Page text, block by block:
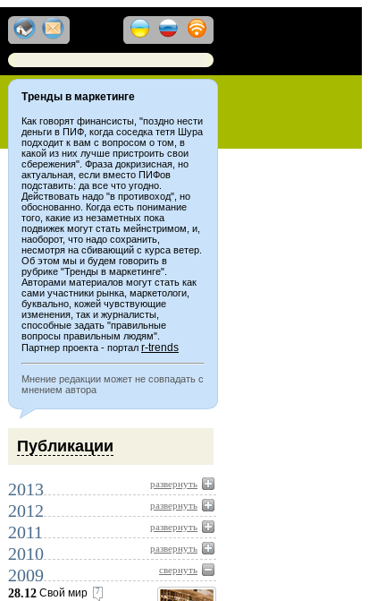
Тренды в маркетинге
Как говорят финансисты, "поздно нести
деньги в ПИФ, когда соседка тетя Шура
подходит к вам с вопросом о том, в
какой из них лучше пристроить свои
сбережения". Фраза докризисная, но
актуальная, если вместо ПИФов
подставить: да все что угодно.
Действовать надо "в противоход", но
обоснованно. Когда есть понимание
того, какие из незаметных пока
подвижек могут стать мейнстримом, и,
наоборот, что надо сохранить,
несмотря на сбивающий с курса ветер.
Об этом мы и будем говорить в
рубрике "Тренды в маркетинге".
Авторами материалов могут стать как
сами участники рынка, маркетологи,
буквально, кожей чувствующие
изменения, так и журналисты,
способные задать "правильные
вопросы правильным людям".
Партнер проекта - портал r-trends
Мнение редакции может не совпадать с
мнением автора
Публикации
2013 развернуть
2012 развернуть
2011 развернуть
2010 развернуть
2009 свернуть
28.12 Свой мир 7